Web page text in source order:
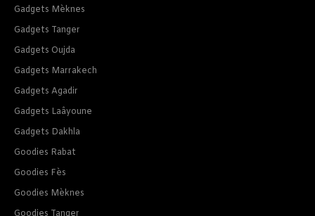
Gadgets Mèknes
Gadgets Tanger
Gadgets Oujda
Gadgets Marrakech
Gadgets Agadir
Gadgets Laâyoune
Gadgets Dakhla
Goodies Rabat
Goodies Fès
Goodies Mèknes